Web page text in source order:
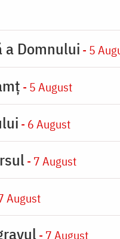
a Domnului - 5
- 5 August
- 6 August
- 7 August
August
- 7 August